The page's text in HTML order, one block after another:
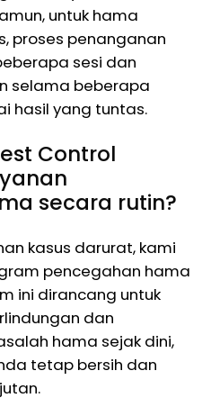
untuk hama
proses penanganan
sesi dan
selama beberapa
hasil yang tuntas.
Control
secara rutin?
kasus darurat, kami
pencegahan hama
ini dirancang untuk
dan
hama sejak dini,
tetap bersih dan